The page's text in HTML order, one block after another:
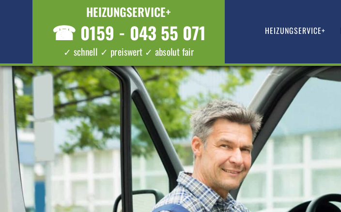
HEIZUNGSERVICE+
☎ 0159 - 043 55 071
✓ schnell ✓ preiswert ✓ absolut fair
HEIZUNGSERVICE+